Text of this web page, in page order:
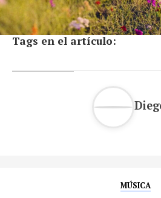
Tags en el artículo:
MÚSICA